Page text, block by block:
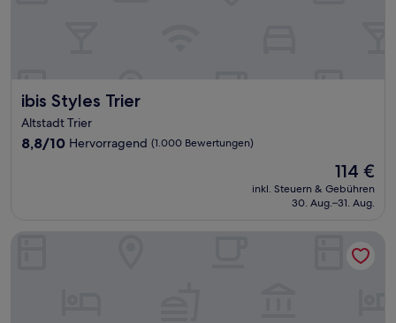
ibis Styles Trier
ibis Styles Trier
Altstadt Trier
8.8
8,8/10 Hervorragend (1.000 Bewertungen)
Der
Preis
beträgt
114 €
inkl. Steuern & Gebühren
30. Aug.–31. Aug.
Best Western Hotel Trier City